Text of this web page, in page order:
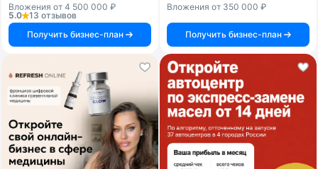
Вложения от 4 500 000 ₽
5.0
13 отзывов
Получить бизнес-план
Вложения от 350 000 ₽
Получить бизнес-план